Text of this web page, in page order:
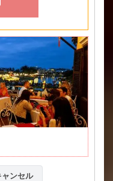
ャンセル